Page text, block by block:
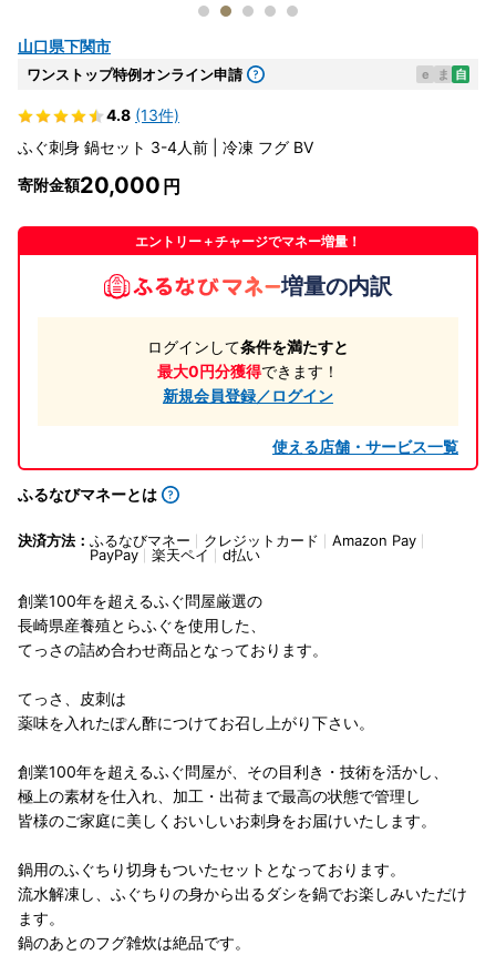
山口県下関市
ワンストップ特例オンライン申請 e ま 自
4.8 (13件)
ふぐ刺身 鍋セット 3-4人前 | 冷凍 フグ BV
寄附金額20,000
エントリー＋チャージでマネー増量！
増量の内訳
ログインして条件を満たすと
最大0円分獲得できます！
新規会員登録／ログイン
使える店舗・サービス一覧
ふるなびマネーとは
決済方法： ふるなびマネー クレジットカード
Amazon Pay
PayPay
楽天ペイ d払い
創業100年を超えるふぐ問屋厳選の
長崎県産養殖とらふぐを使用した、
てっさの詰め合わせ商品となっております。
てっさ、皮刺は
薬味を入れたぽん酢につけてお召し上がり下さい。
創業100年を超えるふぐ問屋が、その目利き・技術を活かし、
極上の素材を仕入れ、加工・出荷まで最高の状態で管理し
皆様のご家庭に美しくおいしいお刺身をお届けいたします。
鍋用のふぐちり切身もついたセットとなっております。
流水解凍し、ふぐちりの身から出るダシを鍋でお楽しみいただけ
ます。
鍋のあとのフグ雑炊は絶品です。